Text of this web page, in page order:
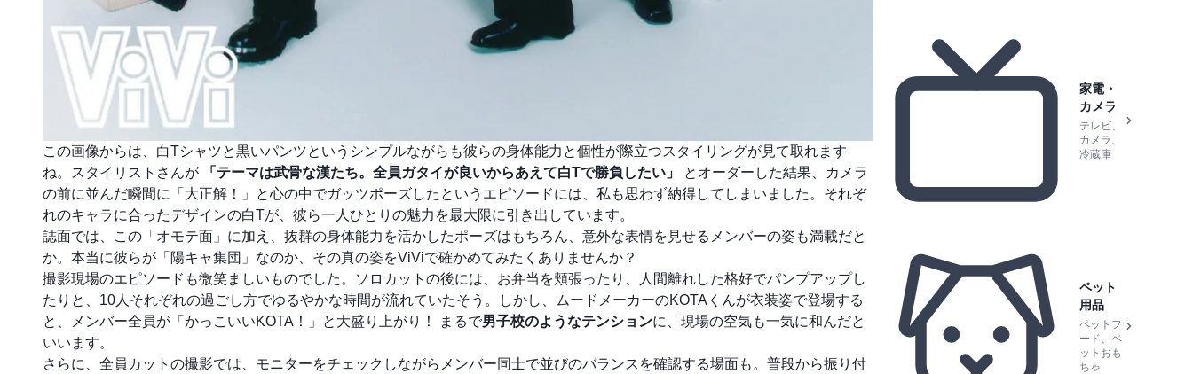
この画像からは、白Tシャツと黒いパンツというシンプルながらも彼らの身体能力と個性が際立つスタイリングが見て取れます
ね。スタイリストさんが
「テーマは武骨な漢たち。全員ガタイが良いからあえて白Tで勝負したい」
とオーダーした結果、カメラ
の前に並んだ瞬間に「大正解！」と心の中でガッツポーズしたというエピソードには、私も思わず納得してしまいました。それぞ
れのキャラに合ったデザインの白Tが、彼ら一人ひとりの魅力を最大限に引き出しています。
誌面では、この「オモテ面」に加え、抜群の身体能力を活かしたポーズはもちろん、意外な表情を見せるメンバーの姿も満載だと
か。本当に彼らが「陽キャ集団」なのか、その真の姿をViViで確かめてみたくありませんか？
撮影現場のエピソードも微笑ましいものでした。ソロカットの後には、お弁当を頬張ったり、人間離れした格好でパンプアップし
たりと、10人それぞれの過ごし方でゆるやかな時間が流れていたそう。しかし、ムードメーカーのKOTAくんが衣装姿で登場する
と、メンバー全員が「かっこいいKOTA！」と大盛り上がり！ まるで男子校のようなテンションに、現場の空気も一気に和んだと
いいます。
さらに、全員カットの撮影では、モニターをチェックしながらメンバー同士で並びのバランスを確認する場面も。普段から振り付
家電・
カメラ
テレビ、
カメラ、
冷蔵庫
ペット
用品
ペットフ
ード、ペ
ットおも
ちゃ